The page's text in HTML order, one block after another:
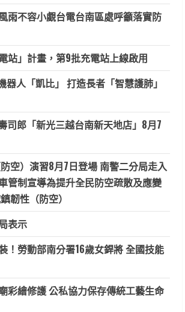
雨不容小覷台電台南區處呼籲落實防
站」計畫，第9批充電站上線啟用
器人「凱比」 打造長者「智慧護肺」
司郎「新光三越台南新天地店」8月7
空）演習8月7日登場 南警二分局走入
管制宣導為提升全民防空疏散及應變
韌性（防空）
表示
！勞動部南分署16歲女銲將 全國技能
彩繪修護 公私協力保存傳統工藝生命